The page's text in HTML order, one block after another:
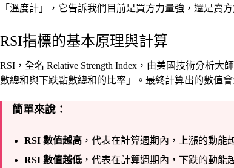
「溫度計」，它告訴我們目前是買方力量強，還是賣方
RSI指標的基本原理與計算
RSI，全名 Relative Strength Index，由美國技術分析大
數總和與下跌點數總和的比率」。最終計算出的數值會
簡單來說：
RSI 數值越高 ，代表在計算週期內，上漲的動能
RSI 數值越低 ，代表在計算週期內，下跌的動能